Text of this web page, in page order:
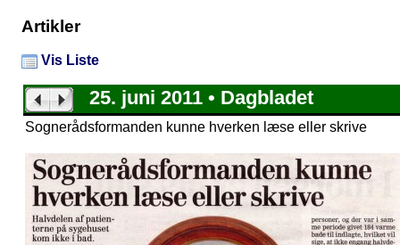
Artikler
Vis Liste
25. juni 2011 • Dagbladet
Sognerådsformanden kunne hverken læse eller skrive